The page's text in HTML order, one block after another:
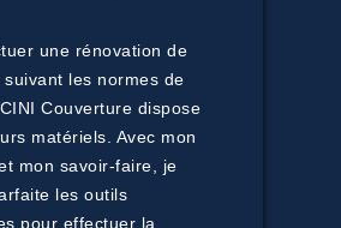
une rénovation de
les normes de
Couverture dispose
matériels. Avec mon
mon savoir-faire, je
les outils
pour effectuer la